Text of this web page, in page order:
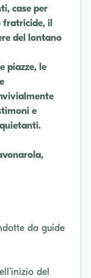
case per
il
del lontano
piazze, le
e
da guide
del